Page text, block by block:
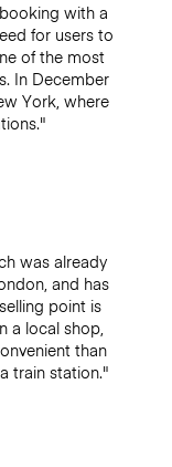
with a
for users to
of the most
In December
York, where
was already
and has
point is
a local shop,
than
train station."